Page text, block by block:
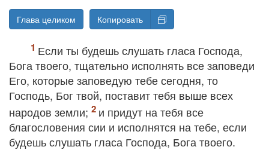
Глава целиком Копировать
Если ты будешь слушать гласа Господа,
Бога твоего, тщательно исполнять все заповеди
Его, которые заповедую тебе сегодня, то
Господь, Бог твой, поставит тебя выше всех
народов земли;
и придут на тебя все
благословения сии и исполнятся на тебе, если
будешь слушать гласа Господа, Бога твоего.